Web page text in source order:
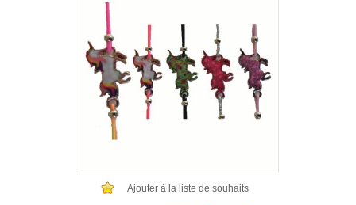
BRACELETS FANTAISIE EN LOT
CHAÎNES DE CHEVILLE
COLLIERS EN LOT
AFFICHES MÉTAL 20 X 30CM
Ajouter à la liste de souhaits